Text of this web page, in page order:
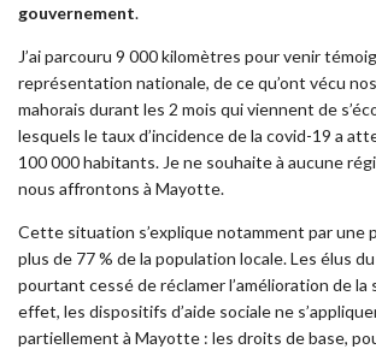
gouvernement.
J’ai parcouru 9 000 kilomètres pour venir
représentation nationale, de ce qu’ont vécu
mahorais durant les 2 mois qui viennent de
lesquels le taux d’incidence de la covid-19 a
100 000 habitants. Je ne souhaite à aucune
nous affrontons à Mayotte.
Cette situation s’explique notamment par une
plus de 77 % de la population locale. Les élus
pourtant cessé de réclamer l’amélioration de la
effet, les dispositifs d’aide sociale ne
partiellement à Mayotte : les droits de base,